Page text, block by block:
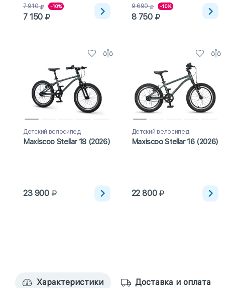
7 910 -10%
7 150
9 690 -10%
8 750
Детский велосипед
Maxiscoo Stellar 18 (2026)
23 900
Детский велосипед
Maxiscoo Stellar 16 (2026)
22 800
Характеристики Доставка и оплата